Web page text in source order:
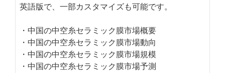
英語版で、一部カスタマイズも可能です。
・中国の中空糸セラミック膜市場概要
・中国の中空糸セラミック膜市場動向
・中国の中空糸セラミック膜市場規模
・中国の中空糸セラミック膜市場予測